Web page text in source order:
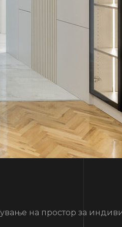
на простор за